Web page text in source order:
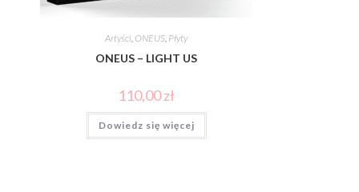
Artyści, ONEUS, Płyty
ONEUS – LIGHT US
110,00zł
Dowiedz się więcej